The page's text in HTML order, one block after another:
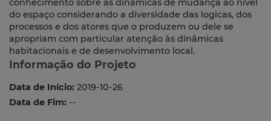
conhecimento sobre as dinâmicas de mudança ao nível
do espaço considerando a diversidade das logicas, dos
processos e dos atores que o produzem ou dele se
apropriam com particular atenção às dinâmicas
habitacionais e de desenvolvimento local.
Informação do Projeto
Data de Início: 2019-10-26
Data de Fim: --